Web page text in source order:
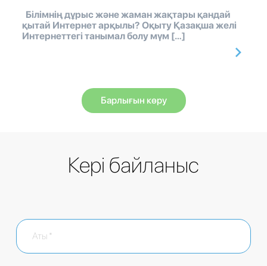
Білімнің дұрыс және жаман жақтары қандай
қытай Интернет арқылы? Оқыту Қазақша желі
Интернеттегі танымал болу мүм […]
Барлығын көру
Кері байланыс